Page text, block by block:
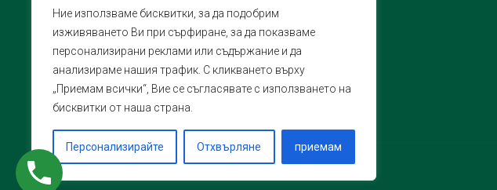
Ние използваме бисквитки, за да подобрим
изживяването Ви при сърфиране, за да показваме
персонализирани реклами или съдържание и да
анализираме нашия трафик. С кликването върху
„Приемам всички“, Вие се съгласявате с използването на
бисквитки от наша страна.
Персонализирайте Отхвърляне приемам